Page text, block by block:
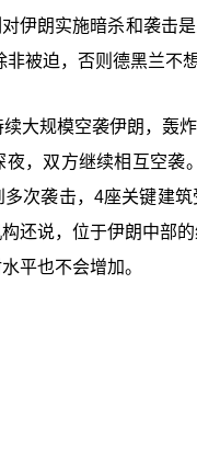
伊朗实施暗杀和袭击
非被迫，否则德黑兰不
大规模空袭伊朗，轰
夜，双方继续相互空
次袭击，4座关键建
还说，位于伊朗中部
平也不会增加。